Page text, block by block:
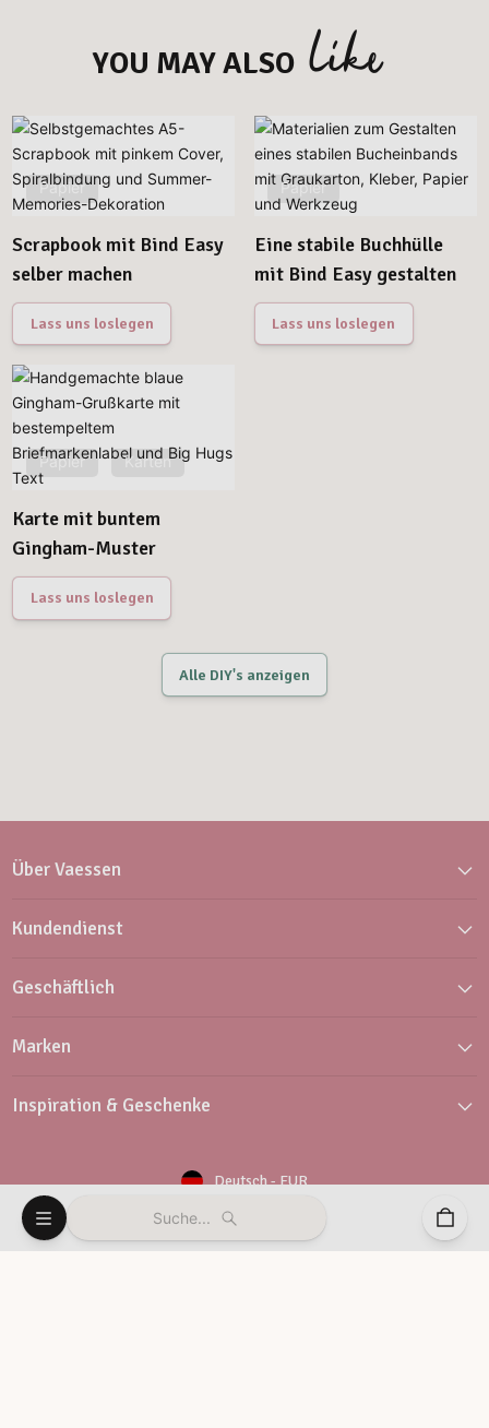
Suche...
YOU MAY ALSO like
Papier
Scrapbook mit Bind Easy
selber machen
Lass uns loslegen
Papier
Eine stabile Buchhülle
mit Bind Easy gestalten
Lass uns loslegen
Papier Karten
Karte mit buntem
Gingham-Muster
Lass uns loslegen
Alle DIY's anzeigen
Über Vaessen
Kundendienst
Geschäftlich
Marken
Inspiration & Geschenke
Deutsch-EUR
Newsletter Kundendienst